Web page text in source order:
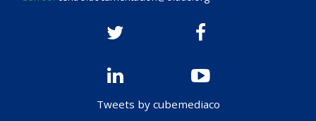
Tweets by cubemediaco